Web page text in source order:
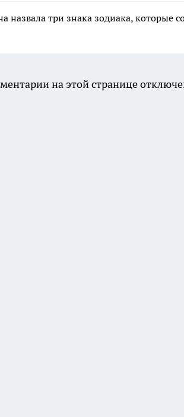
назвала три знака зодиака, которые
на этой странице